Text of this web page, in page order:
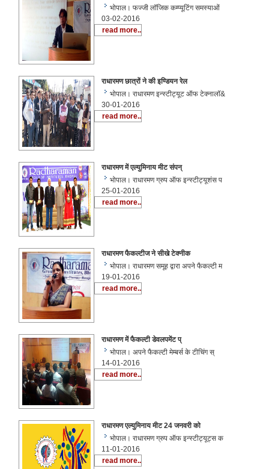
भोपाल। फज्जी लॉजिक कम्प्यूटिंग समस्याओं
03-02-2016
read more..
राधारमण छात्रों ने की इण्डियन रेल
भोपाल। राधारमण इन्स्टीट्यूट ऑफ टेक्नालॉ&
30-01-2016
read more..
राधारमण में एल्युमिनाय मीट संपन्
भोपाल। राधारमण ग्रुप ऑफ इन्स्टीट्यूशंस प
25-01-2016
read more..
राधारमण फैकल्टीज ने सीखे टेक्नीक
भोपाल। राधारमण समूह द्वारा अपने फैकल्टी म
19-01-2016
read more..
राधारमण में फैकल्टी डेवलपमेंट प्
भोपाल। अपने फैकल्टी मेम्बर्स के टीचिंग स्
14-01-2016
read more..
राधारमण एल्युमिनाय मीट 24 जनवरी को
भोपाल। राधारमण ग्रुप ऑफ इन्स्टीट्यूट्स क
11-01-2016
read more..